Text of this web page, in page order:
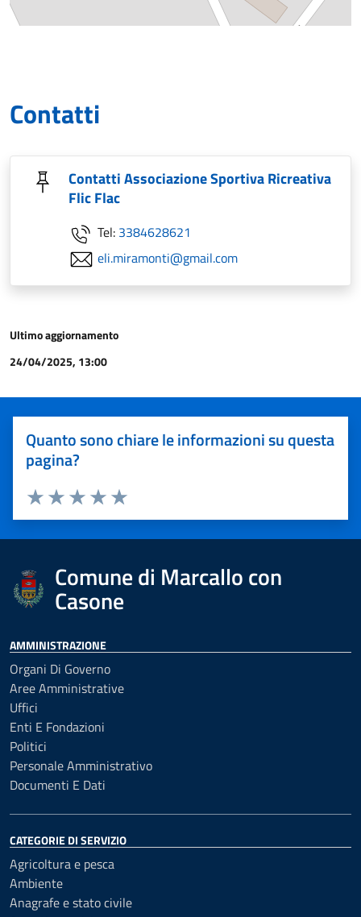
Contatti
Contatti Associazione Sportiva Ricreativa
Flic Flac
Tel: 3384628621
eli.miramonti@gmail.com
Ultimo aggiornamento
24/04/2025, 13:00
Quanto sono chiare le informazioni su questa
pagina?
Valuta 5 stelle su 5
Valuta 4 stelle su 5
Valuta 3 stelle su 5
Valuta 2 stelle su 5
Valuta 1 stelle su 5
Comune di Marcallo con
Casone
AMMINISTRAZIONE
Organi Di Governo
Aree Amministrative
Uffici
Enti E Fondazioni
Politici
Personale Amministrativo
Documenti E Dati
CATEGORIE DI SERVIZIO
Agricoltura e pesca
Ambiente
Anagrafe e stato civile